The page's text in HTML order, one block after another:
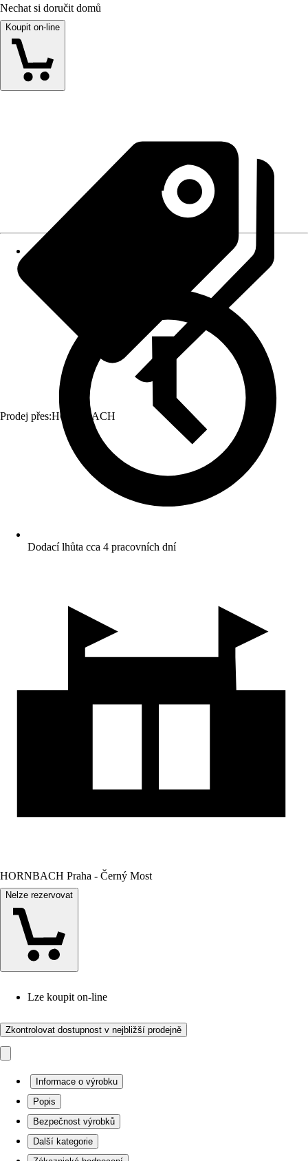
Nechat si doručit domů
Koupit on-line
Prodej přes:HORNBACH
Dodací lhůta cca 4 pracovních dní
HORNBACH Praha - Černý Most
Nelze rezervovat
Lze koupit on-line
Zkontrolovat dostupnost v nejbližší prodejně
Informace o výrobku
Popis
Bezpečnost výrobků
Další kategorie